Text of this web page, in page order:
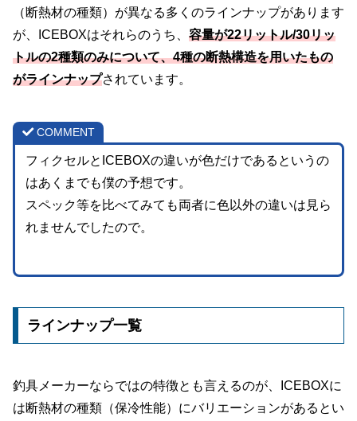
（断熱材の種類）が異なる多くのラインナップがあります
が、ICEBOXはそれらのうち、 容量が22リットル/30リッ
トルの2種類のみについて、4種の断熱構造を用いたもの
がラインナップされています。
COMMENT
フィクセルとICEBOXの違いが色だけであるというの
はあくまでも僕の予想です。
スペック等を比べてみても両者に色以外の違いは見ら
れませんでしたので。
ラインナップ一覧
釣具メーカーならではの特徴とも言えるのが、ICEBOXに
は断熱材の種類（保冷性能）にバリエーションがあるとい